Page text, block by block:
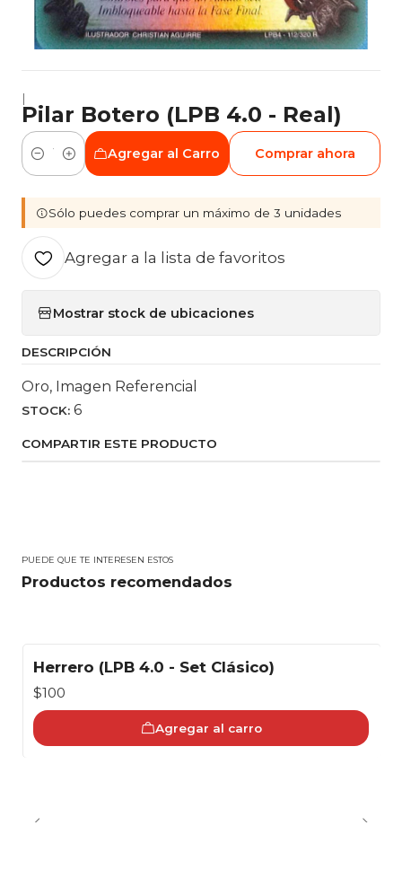
|
Pilar Botero (LPB 4.0 - Real)
Cantidad
Agregar al Carro Comprar ahora
Sólo puedes comprar un máximo de 3 unidades
Agregar a la lista de favoritos
Mostrar stock de ubicaciones
DESCRIPCIÓN
Oro, Imagen Referencial
STOCK: 6
COMPARTIR ESTE PRODUCTO
PUEDE QUE TE INTERESEN ESTOS
Productos recomendados
Herrero (LPB 4.0 - Set Clásico)
$100
Agregar al carro